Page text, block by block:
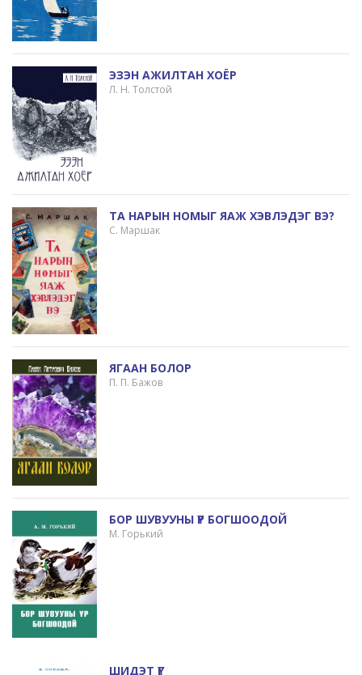
ЭЗЭН АЖИЛТАН ХОЁР
Л. Н. Толстой
ТА НАРЫН НОМЫГ ЯАЖ ХЭВЛЭДЭГ ВЭ?
С. Маршак
ЯГААН БОЛОР
П. П. Бажов
БОР ШУВУУНЫ ҮР БОГШООДОЙ
М. Горький
ШИДЭТ ҮГ